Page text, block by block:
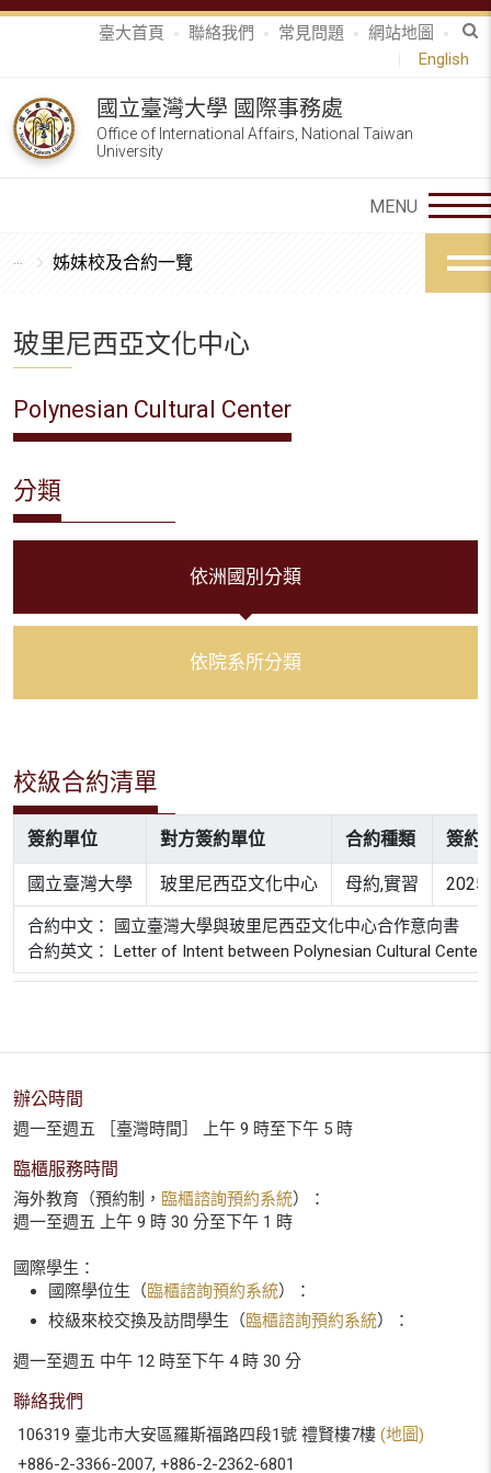
臺大首頁 聯絡我們 常見問題
網站地圖
English
國立臺灣大學 國際事務處
Office of International Affairs, National Taiwan
University
姊妹校及合約一覽
玻里尼西亞文化中心
Polynesian Cultural Center
分類
依洲國別分類
依院系所分類
校級合約清單
簽約單位 對方簽約單位 合約種類 簽約
國立臺灣大學 玻里尼西亞文化中心 母約,實習
合約中文： 國立臺灣大學與玻里尼西亞文化中心合作意向書
合約英文： Letter of Intent between Polynesian Cultural Center
辦公時間
週一至週五 ［臺灣時間］ 上午 9 時至下午 5 時
臨櫃服務時間
海外教育（預約制， 臨櫃諮詢預約系統）：
週一至週五 上午 9 時 30 分至下午 1 時
國際學生：
國際學位生（臨櫃諮詢預約系統）：
校級來校交換及訪問學生（臨櫃諮詢預約系統）：
週一至週五 中午 12 時至下午 4 時 30 分
聯絡我們
106319 臺北市大安區羅斯福路四段1號 禮賢樓7樓 (地圖)
+886-2-3366-2007, +886-2-2362-6801